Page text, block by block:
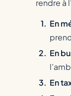
Fax
Courriel
rendre à
En
En
En